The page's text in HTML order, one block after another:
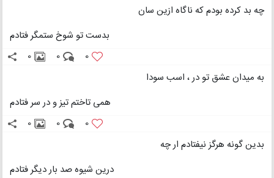
چه بد کرده بودم که ناگاه ازین سان
بدست تو شوخ ستمگر فتادم
0
0
0
به میدان عشق تو در ، اسب سودا
همی تاختم تیز و در سر فتادم
0
0
0
بدین گونه هرگز نیفتادم ار چه
درین شیوه صد بار دیگر فتادم